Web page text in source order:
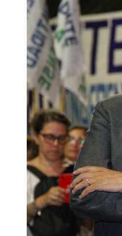
Interés
General
Ciudad
Deportes
Arte
Espectáculos
Policiales
Cartelera
Fotos
Familia
Clasificados
Fúnebres